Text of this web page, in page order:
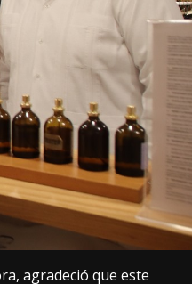
agradeció que este